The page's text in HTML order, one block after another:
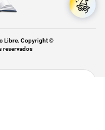
Libre. Copyright ©
reservados